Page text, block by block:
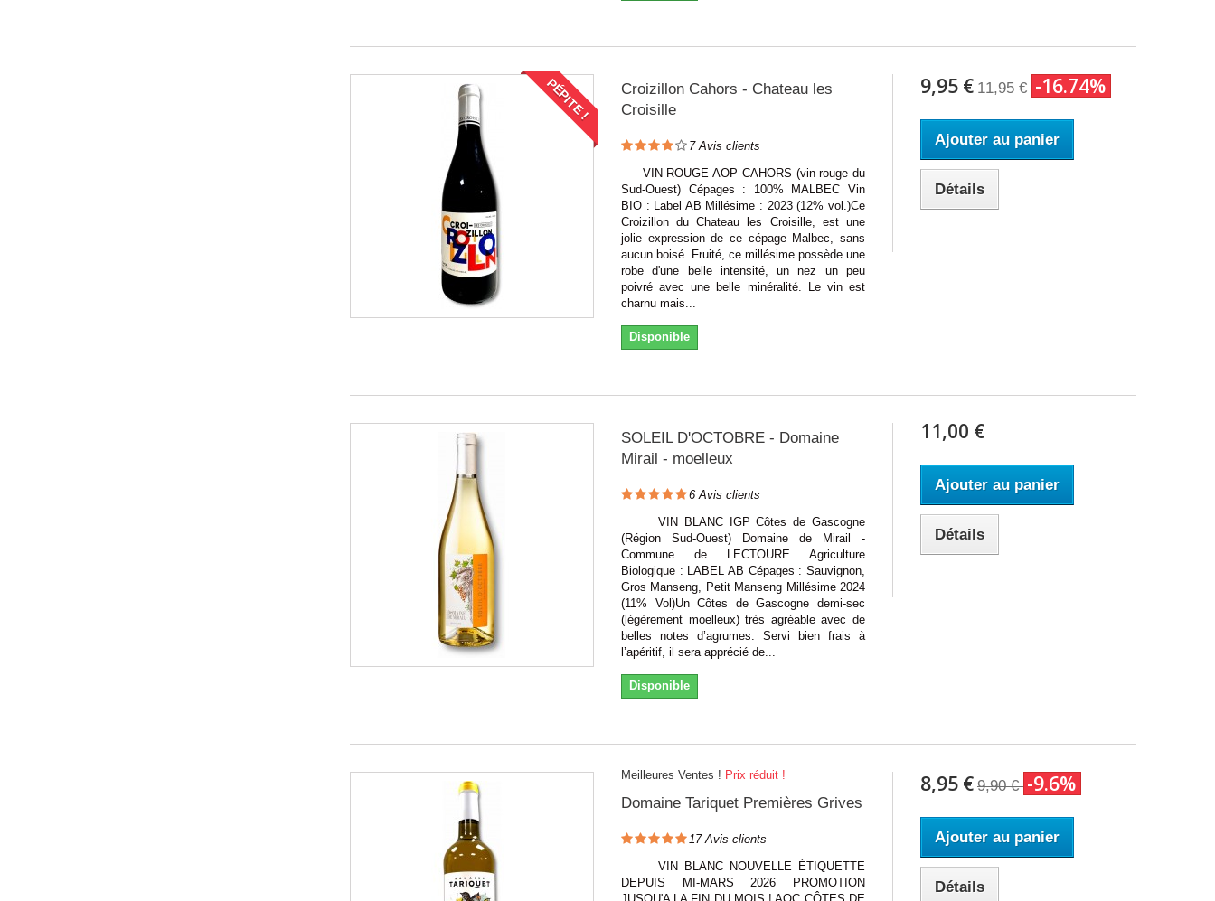
PÉPITE !
Croizillon Cahors - Chateau les
Croisille
7Avis clients
VIN ROUGE AOP CAHORS (vin rouge du
Sud-Ouest) Cépages : 100% MALBEC Vin
BIO : Label AB Millésime : 2023 (12% vol.)Ce
Croizillon du Chateau les Croisille, est une
jolie expression de ce cépage Malbec, sans
aucun boisé. Fruité, ce millésime possède une
robe d'une belle intensité, un nez un peu
poivré avec une belle minéralité. Le vin est
charnu mais...
Disponible
9,95 € 11,95 € -16.74%
Ajouter au panier
Détails
SOLEIL D'OCTOBRE - Domaine
Mirail - moelleux
6Avis clients
VIN BLANC IGP Côtes de Gascogne
(Région Sud-Ouest) Domaine de Mirail -
Commune de LECTOURE Agriculture
Biologique : LABEL AB Cépages : Sauvignon,
Gros Manseng, Petit Manseng Millésime 2024
(11% Vol)Un Côtes de Gascogne demi-sec
(légèrement moelleux) très agréable avec de
belles notes d’agrumes. Servi bien frais à
l’apéritif, il sera apprécié de...
Disponible
11,00 €
Ajouter au panier
Détails
Meilleures Ventes ! Prix réduit !
Domaine Tariquet Premières Grives
17Avis clients
VIN BLANC NOUVELLE ÉTIQUETTE
DEPUIS MI-MARS 2026 PROMOTION
8,95 € 9,90 € -9.6%
Ajouter au panier
Détails